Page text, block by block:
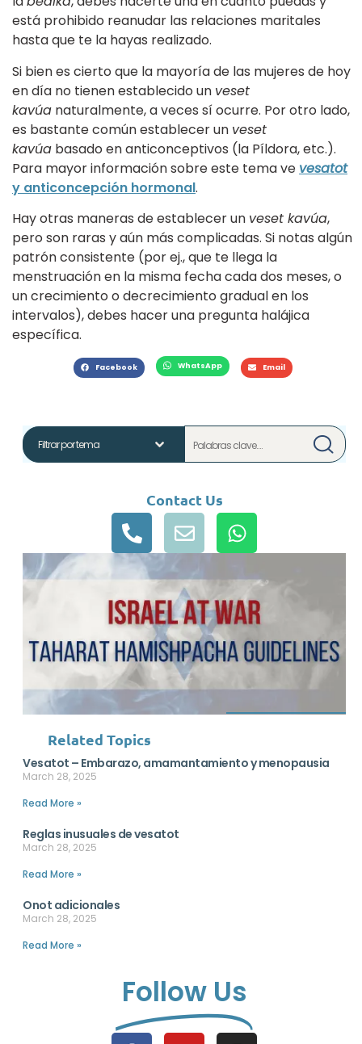
está prohibido reanudar las relaciones maritales
hasta que te la hayas realizado.
Si bien es cierto que la mayoría de las mujeres de hoy
en día no tienen establecido un veset
kavúa naturalmente, a veces sí ocurre. Por otro lado,
es bastante común establecer un veset
kavúa basado en anticonceptivos (la Píldora, etc.).
Para mayor información sobre este tema ve vesatot
y anticoncepción hormonal.
Hay otras maneras de establecer un veset kavúa,
pero son raras y aún más complicadas. Si notas algún
patrón consistente (por ej., que te llega la
menstruación en la misma fecha cada dos meses, o
un crecimiento o decrecimiento gradual en los
intervalos), debes hacer una pregunta halájica
específica.
Facebook WhatsApp Email
Contact Us
Related Topics
Vesatot – Embarazo, amamantamiento y menopausia
March 28, 2025
Read More »
Reglas inusuales de vesatot
March 28, 2025
Read More »
Onot adicionales
March 28, 2025
Read More »
Follow Us